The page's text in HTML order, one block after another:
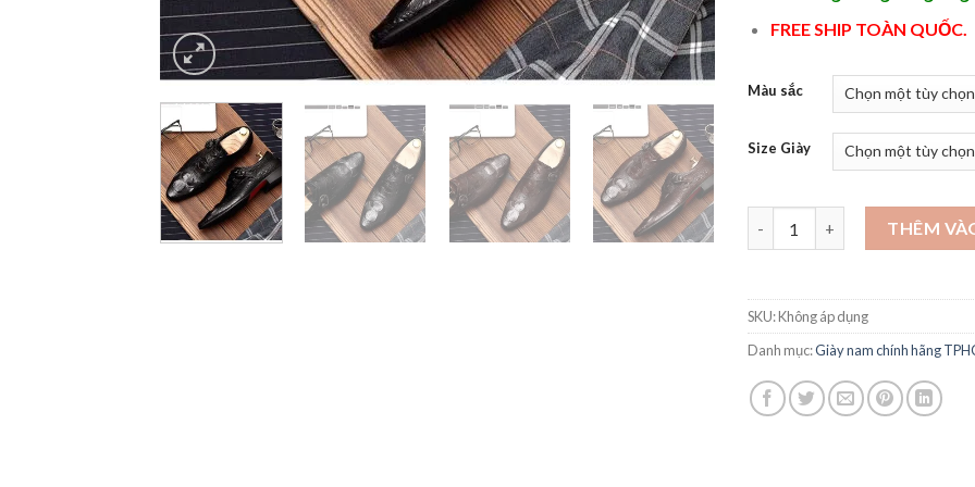
FREE SHIP TOÀN QUỐC.
Màu sắc
Size Giày
Giày da nam cao cấp - GD19
THÊM
SKU:Không áp dụng
Danh mục:Giày nam chính hãng